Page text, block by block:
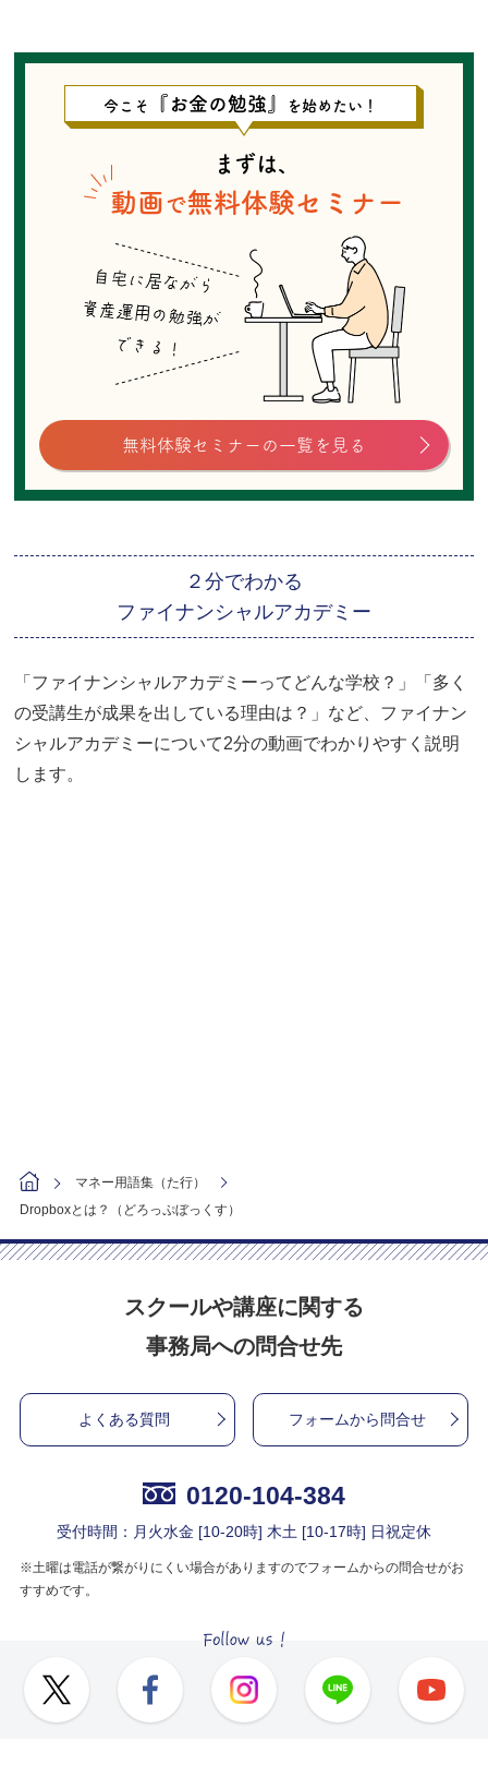
今こそ 『お金の勉強』 を始めたい！
まずは、
動画 で無料体験セミナー
無料体験セミナーの一覧を見る
２分でわかる
ファイナンシャルアカデミー
「ファイナンシャルアカデミーってどんな学校？」「多く
の受講生が成果を出している理由は？」など、ファイナン
シャルアカデミーについて2分の動画でわかりやすく説明
します。
マネー用語集（た行）
Dropboxとは？（どろっぷぼっくす）
スクールや講座に関する
事務局への問合せ先
よくある質問 フォームから問合せ
0120-104-384
受付時間：月火水金 [10-20時] 木土 [10-17時] 日祝定休
※土曜は電話が繋がりにくい場合がありますのでフォームからの問合せがお
すすめです。